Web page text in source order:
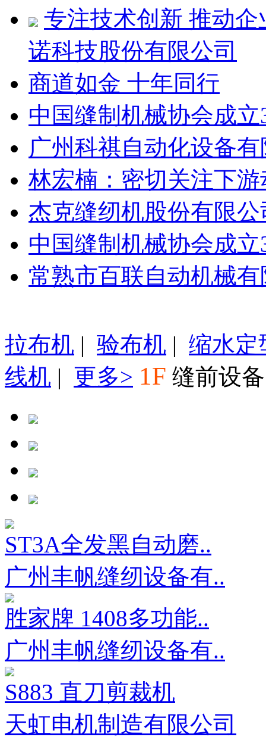
专注技术创新 推动
诺科技股份有限公司
商道如金 十年同行
中国缝制机械协会成
广州科祺自动化设备
林宏楠：密切关注下
杰克缝纫机股份有限公
中国缝制机械协会成
常熟市百联自动机械
拉布机 | 验布机 | 缩水定
线机 | 更多> 1F 缝前设备
ST3A全发黑自动磨..
广州丰帆缝纫设备有..
胜家牌 1408多功能..
广州丰帆缝纫设备有..
S883 直刀剪裁机
天虹电机制造有限公司